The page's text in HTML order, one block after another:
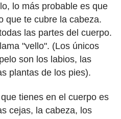
lo más probable es que
que te cubre la cabeza.
las partes del cuerpo.
"vello". (Los únicos
son los labios, las
plantas de los pies).
tienes en el cuerpo es
cejas, la cabeza, los